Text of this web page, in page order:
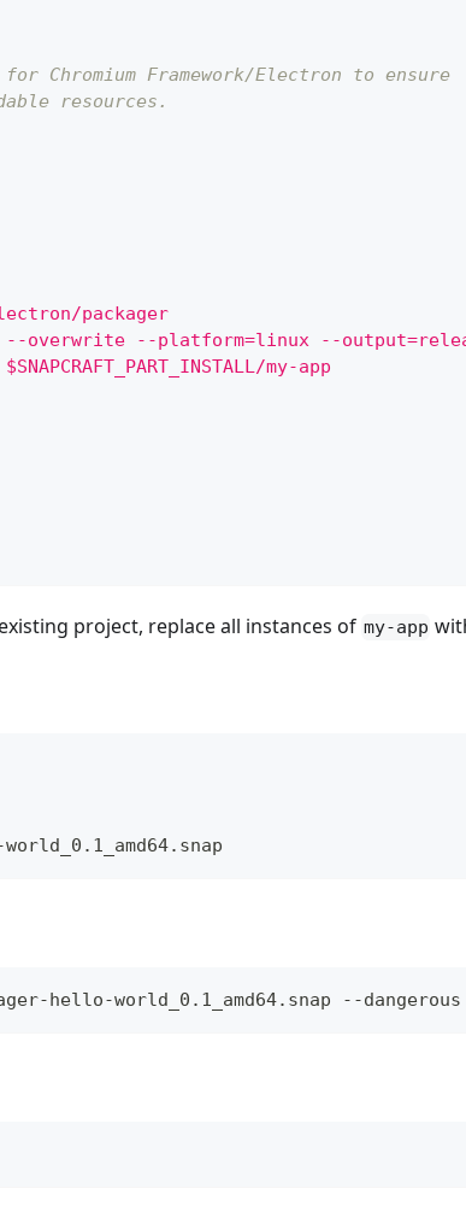
Chromium Framework/Electron to ensure
resources.
packager
overwrite --platform=linux --
my-app
project, replace all instances of my-app
hello-world_0.1_amd64.snap --dangerous